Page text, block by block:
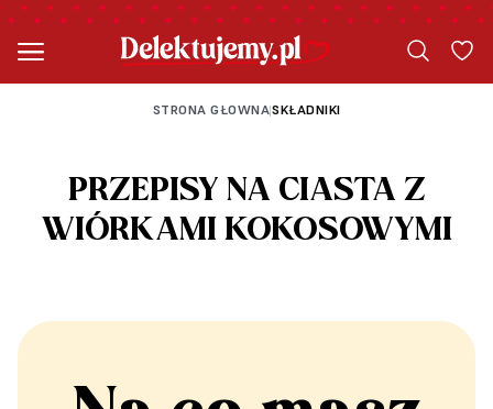
STRONA GŁOWNA|SKŁADNIKI
PRZEPISY NA CIASTA Z
WIÓRKAMI KOKOSOWYMI